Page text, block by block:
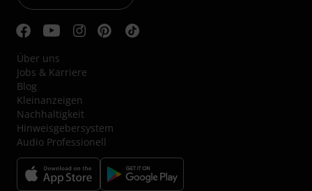
Über uns
Jobs & Karriere
Blog
Kleinanzeigen
Nachhaltigkeit
Hinweisgebersystem
Audio Professionell